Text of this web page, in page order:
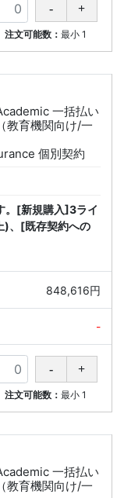
注文可能数：最小 1
一括払い
育機関向け/一
個別契約
。[新規購入]3ライ
)、[既存契約への
848,616円
-
注文可能数：最小 1
一括払い
育機関向け/一